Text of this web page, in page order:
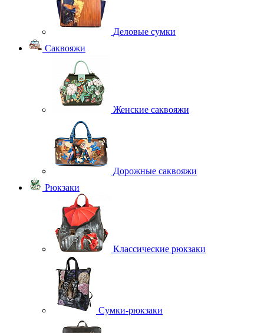
Деловые сумки
Саквояжи
Женские саквояжи
Дорожные саквояжи
Рюкзаки
Классические рюкзаки
Сумки-рюкзаки